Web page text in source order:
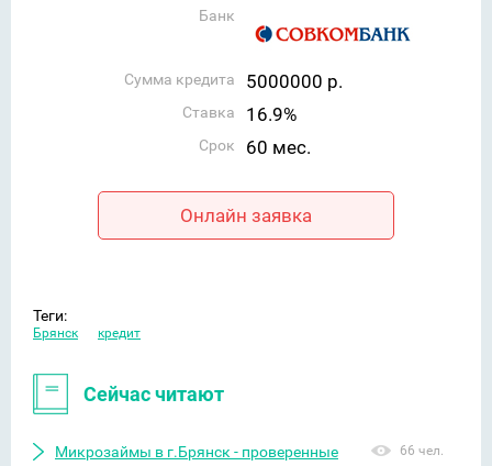
Банк
Сумма кредита 5000000 р.
Ставка 16.9%
Срок 60 мес.
Онлайн заявка
Теги:
Брянск кредит
Сейчас читают
Микрозаймы в г.Брянск - проверенные
66 чел.